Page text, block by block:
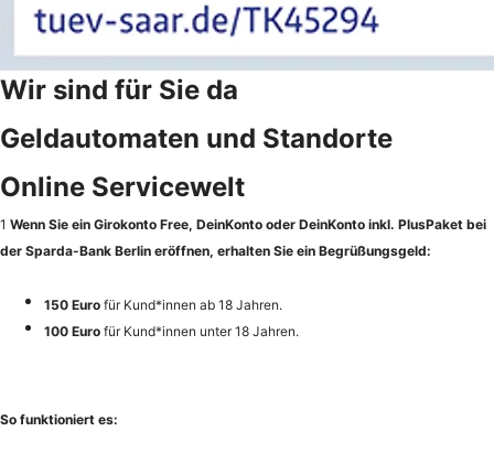
Wir sind für Sie da
Geldautomaten und Standorte
Online Servicewelt
1 Wenn Sie ein Girokonto Free, DeinKonto oder DeinKonto inkl. PlusPaket bei
der Sparda-Bank Berlin eröffnen, erhalten Sie ein Begrüßungsgeld:
150 Euro für Kund*innen ab 18 Jahren.
100 Euro für Kund*innen unter 18 Jahren.
So funktioniert es: